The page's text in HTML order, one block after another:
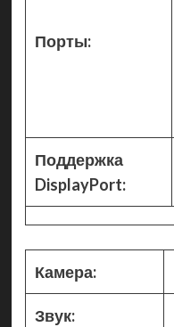
Порты:
Поддержка
DisplayPort:
Камера:
Звук: